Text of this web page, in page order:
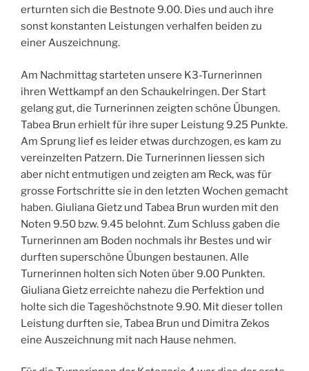
erturnten sich die Bestnote 9.00. Dies und auch ihre
sonst konstanten Leistungen verhalfen beiden zu
einer Auszeichnung.
Am Nachmittag starteten unsere K3-Turnerinnen
ihren Wettkampf an den Schaukelringen. Der Start
gelang gut, die Turnerinnen zeigten schöne Übungen.
Tabea Brun erhielt für ihre super Leistung 9.25 Punkte.
Am Sprung lief es leider etwas durchzogen, es kam zu
vereinzelten Patzern. Die Turnerinnen liessen sich
aber nicht entmutigen und zeigten am Reck, was für
grosse Fortschritte sie in den letzten Wochen gemacht
haben. Giuliana Gietz und Tabea Brun wurden mit den
Noten 9.50 bzw. 9.45 belohnt. Zum Schluss gaben die
Turnerinnen am Boden nochmals ihr Bestes und wir
durften superschöne Übungen bestaunen. Alle
Turnerinnen holten sich Noten über 9.00 Punkten.
Giuliana Gietz erreichte nahezu die Perfektion und
holte sich die Tageshöchstnote 9.90. Mit dieser tollen
Leistung durften sie, Tabea Brun und Dimitra Zekos
eine Auszeichnung mit nach Hause nehmen.